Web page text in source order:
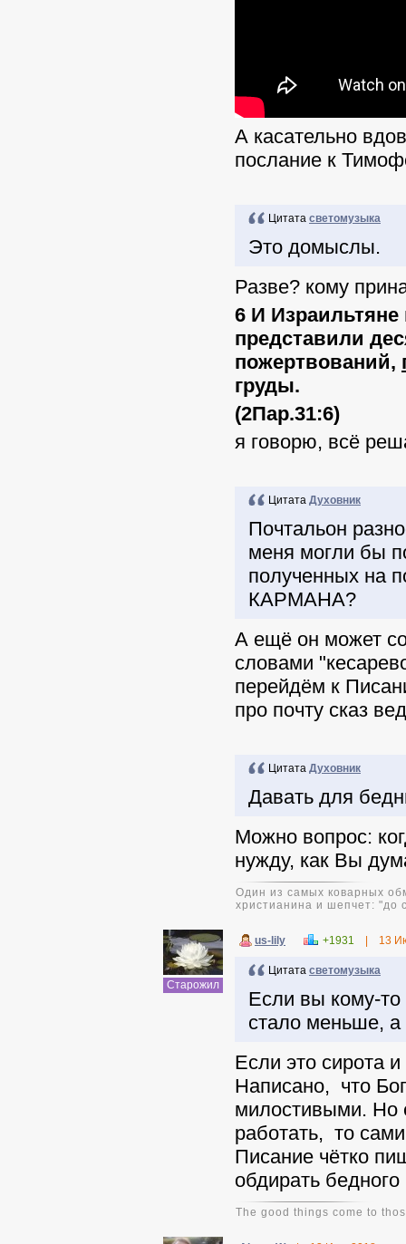
А касательно
послание к
Цитата светомузыка
Это домыслы.
Разве? кому
6 И
представили
пожертвований,
груды.
(2Пар.31:6)
я говорю, всё
Цитата Духовник
Почтальон
меня могли бы
полученных на
КАРМАНА?
А ещё он может
словами
перейдём к
про почту сказ
Цитата Духовник
Давать для
Можно вопрос:
нужду, как Вы
Один из самых коварных
христианина и шепчет: "до
Старожил
us-lily +1931 13
Цитата светомузыка
Если вы кому-то
стало меньше,
Если это сирота
Написано, что
милостивыми. Но
работать, то
Писание чётко
обдирать
The good things come to